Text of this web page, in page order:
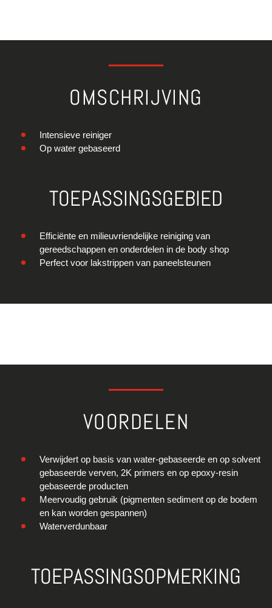
OMSCHRIJVING
Intensieve reiniger
Op water gebaseerd
TOEPASSINGSGEBIED
Efficiënte en milieuvriendelijke reiniging van
gereedschappen en onderdelen in de body shop
Perfect voor lakstrippen van paneelsteunen
VOORDELEN
Verwijdert op basis van water-gebaseerde en op solvent
gebaseerde verven, 2K primers en op epoxy-resin
gebaseerde producten
Meervoudig gebruik (pigmenten sediment op de bodem
en kan worden gespannen)
Waterverdunbaar
TOEPASSINGSOPMERKING